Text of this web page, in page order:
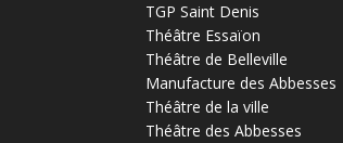
TGP Saint Denis
Théâtre Essaïon
Théâtre de Belleville
Manufacture des Abbesses
Théâtre de la ville
Théâtre des Abbesses